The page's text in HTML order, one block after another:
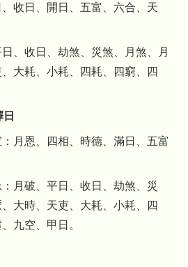
收日、開日、五富、六合、天
、收日、劫煞、災煞、月煞、月
大耗、小耗、四耗、四窮、四
月恩、四相、時德、滿日、五富
月破、平日、收日、劫煞、災
大時、天吏、大耗、小耗、四
九空、甲日。